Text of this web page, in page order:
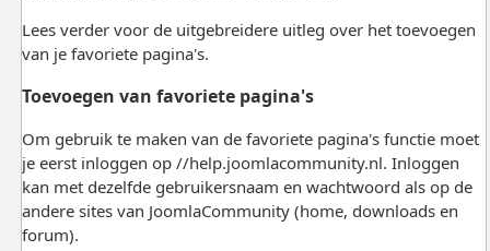
Lees verder voor de uitgebreidere uitleg over het toevoegen
van je favoriete pagina's.
Toevoegen van favoriete pagina's
Om gebruik te maken van de favoriete pagina's functie moet
je eerst inloggen op //help.joomlacommunity.nl. Inloggen
kan met dezelfde gebruikersnaam en wachtwoord als op de
andere sites van JoomlaCommunity (home, downloads en
forum).